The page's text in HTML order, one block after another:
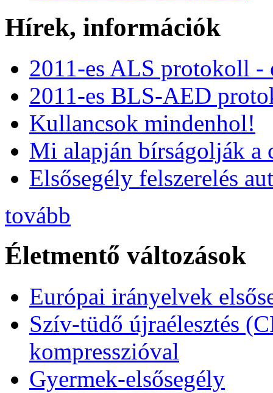
Hírek, információk
2011-es ALS protokoll -
2011-es BLS-AED
Kullancsok mindenhol!
Mi alapján bírságolják a
Elsősegély felszerelés
tovább
Életmentő változások
Európai irányelvek
Szív-tüdő újraélesztés
kompresszióval
Gyermek-elsősegély